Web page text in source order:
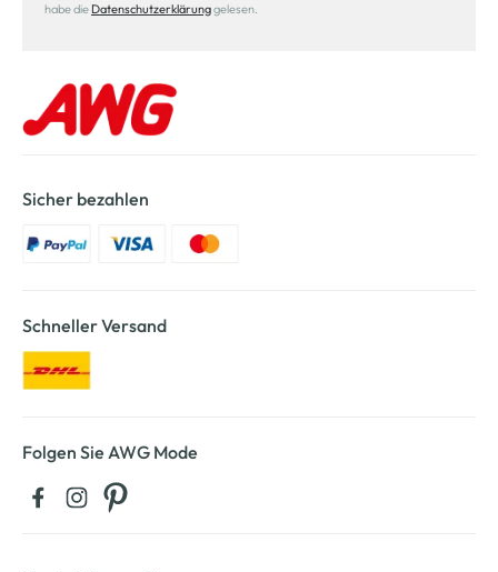
habe die Datenschutzerklärunggelesen.
Sicher bezahlen
Schneller Versand
Folgen Sie AWG Mode